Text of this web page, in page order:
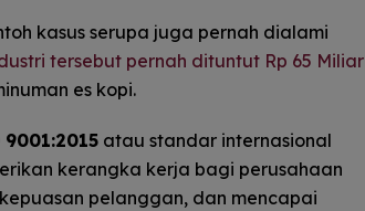
kasus serupa juga pernah dialami
tersebut pernah dituntut Rp 65 Miliar
es kopi.
9001:2015 atau standar internasional
kerangka kerja bagi perusahaan
pelanggan, dan mencapai